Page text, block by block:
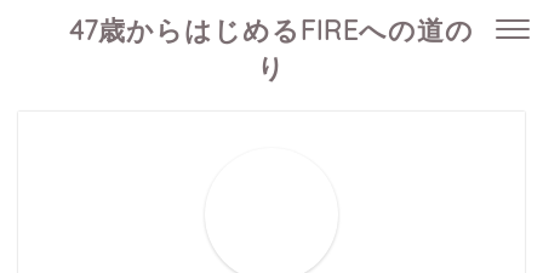
47歳からはじめるFIREへの道の
り